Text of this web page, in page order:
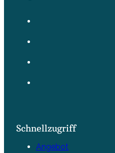
Schnellzugriff
Angebot